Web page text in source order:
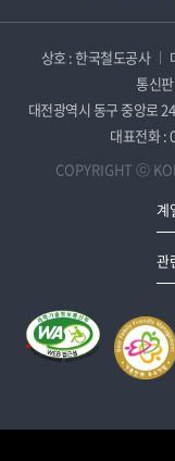
상호 : 한국철도공사
통신
대전광역시 동구 중앙로
대표전화 :
COPYRIGHT ⓒ
계
관